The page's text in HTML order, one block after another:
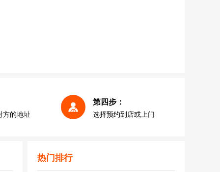
方的地址
第四步：
选择预约到店或上门
热门排行